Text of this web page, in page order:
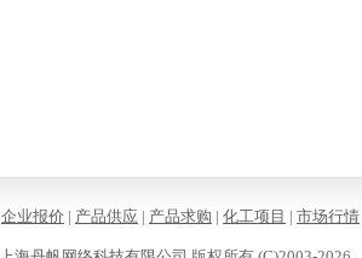
企业报价 | 产品供应 | 产品求购 | 化工项目 | 市场行情